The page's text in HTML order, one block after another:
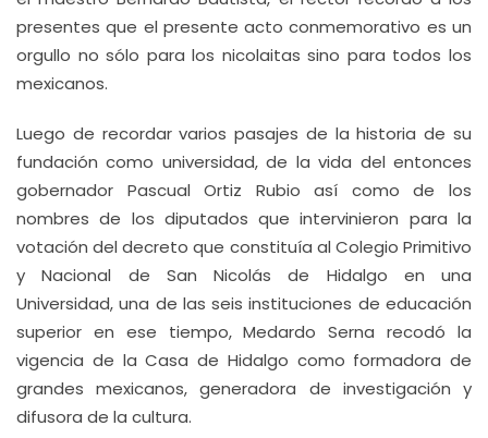
presentes que el presente acto conmemorativo es un
orgullo no sólo para los nicolaitas sino para todos los
mexicanos.
Luego de recordar varios pasajes de la historia de su
fundación como universidad, de la vida del entonces
gobernador Pascual Ortiz Rubio así como de los
nombres de los diputados que intervinieron para la
votación del decreto que constituía al Colegio Primitivo
y Nacional de San Nicolás de Hidalgo en una
Universidad, una de las seis instituciones de educación
superior en ese tiempo, Medardo Serna recodó la
vigencia de la Casa de Hidalgo como formadora de
grandes mexicanos, generadora de investigación y
difusora de la cultura.